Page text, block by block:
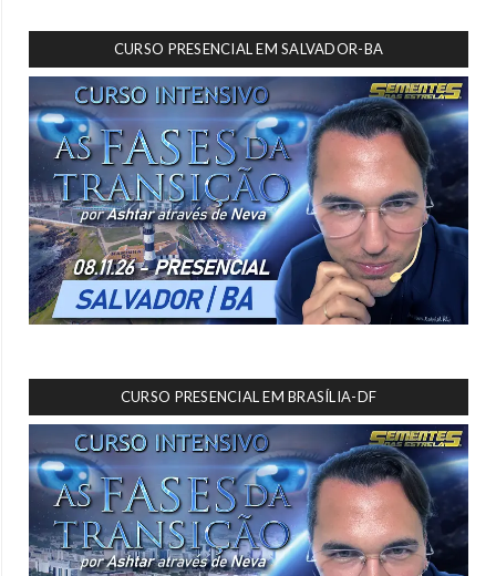
CURSO PRESENCIAL EM SALVADOR-BA
CURSO PRESENCIAL EM BRASÍLIA-DF